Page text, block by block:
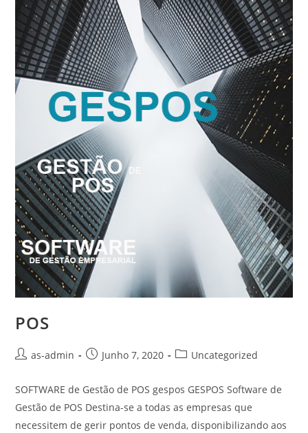
POS
Postas-admin
PostJunho 7, 2020
PostUncategorized
SOFTWARE de Gestão de POS gespos GESPOS Software de
Gestão de POS Destina-se a todas as empresas que
necessitem de gerir pontos de venda, disponibilizando aos